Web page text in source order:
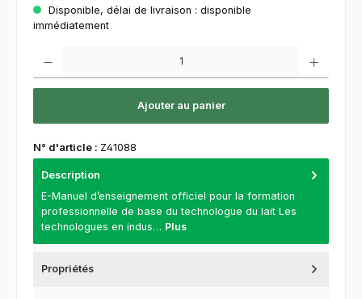
Disponible, délai de livraison : disponible
immédiatement
Ajouter au panier
N° d'article : Z41088
Description
E-Manuel d’enseignement officiel pour la formation
professionnelle de base du technologue du lait Les
technologues en indus… Plus
Propriétés